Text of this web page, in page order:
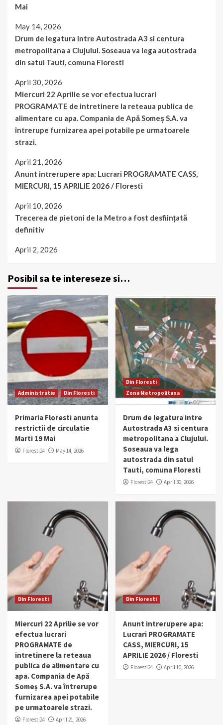
Mai
May 14, 2026
Drum de legatura intre Autostrada A3 si centura
metropolitana a Clujului. Soseaua va lega autostrada
din satul Tauti, comuna Floresti
April 30, 2026
Miercuri 22 Aprilie se vor efectua lucrari
PROGRAMATE de intretinere la reteaua publica de
alimentare cu apa. Compania de Apă Someș S.A. va
întrerupe furnizarea apei potabile pe urmatoarele
strazi.
April 21, 2026
Anunt intrerupere apa: Lucrari PROGRAMATE CASS,
MIERCURI, 15 APRILIE 2026 / Floresti
April 10, 2026
Trecerea de pietoni de la Metro a fost desființată
definitiv
April 2, 2026
Posibil sa te intereseze si…
Administratie Din Floresti
Primaria Floresti anunta
restrictii de circulatie
Marti 19 Mai
Floresti24 May 14, 2026
Din Floresti
Zona Metropolitana
Drum de legatura intre
Autostrada A3 si centura
metropolitana a Clujului.
Soseaua va lega
autostrada din satul
Tauti, comuna Floresti
Floresti24 April 30, 2026
Din Floresti
Miercuri 22 Aprilie se vor
efectua lucrari
PROGRAMATE de
intretinere la reteaua
publica de alimentare cu
apa. Compania de Apă
Someș S.A. va întrerupe
furnizarea apei potabile
pe urmatoarele strazi.
Floresti24 April 21, 2026
Din Floresti
Anunt intrerupere apa:
Lucrari PROGRAMATE
CASS, MIERCURI, 15
APRILIE 2026 / Floresti
Floresti24 April 10, 2026